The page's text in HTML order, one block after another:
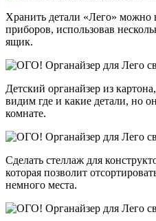
Хранить детали «Лего» можно
приборов, использовав
ящик.
Детский органайзер из
видим где и какие детали, но
комнате.
Сделать стеллаж для
которая позволит
немного места.